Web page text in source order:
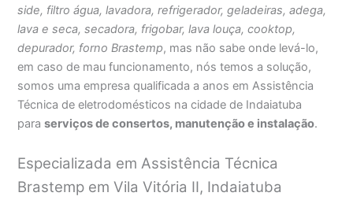
side, filtro água, lavadora, refrigerador, geladeiras, adega,
lava e seca, secadora, frigobar, lava louça, cooktop,
depurador, forno Brastemp, mas não sabe onde levá-lo,
em caso de mau funcionamento, nós temos a solução,
somos uma empresa qualificada a anos em Assistência
Técnica de eletrodomésticos na cidade de Indaiatuba
paraserviços de consertos, manutenção e instalação.
Especializada em Assistência Técnica
Brastemp em Vila Vitória II, Indaiatuba